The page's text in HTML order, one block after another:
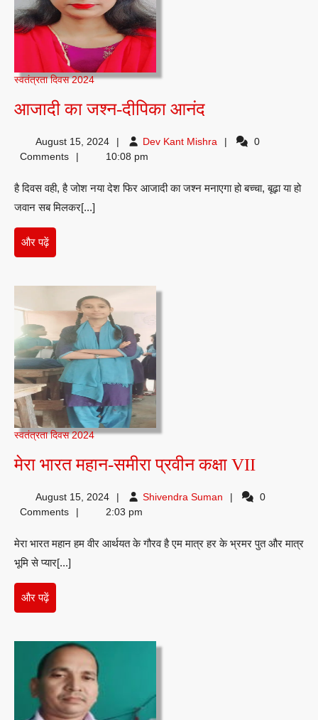
स्वतंत्रता दिवस 2024
आजादी का जश्न-दीपिका आनंदआजादी
जश्न-
आनंद
August 15, 2024 Dev Kant Mishra Dev
0
Comments
10:08 pm
है दिवस वही, है जोश नया देश फिर आजादी का जश्न मनाएगा हो बच्चा, बूढ़ा या हो
जवान सब मिलकर[...]
और पढ़ेंऔर
पढ़ें
स्वतंत्रता दिवस 2024
मेरा भारत महान-समीरा प्रवीन कक्षा VIIमेरा
महान-
प्रवीन
August 15, 2024 Shivendra Suman Shivendra
0
Comments
2:03 pm
मेरा भारत महान हम वीर आर्थयत के गौरव है एम मात्र हर के भ्रमर पुत और मात्र
भूमि से प्यार[...]
और पढ़ेंऔर
पढ़ें